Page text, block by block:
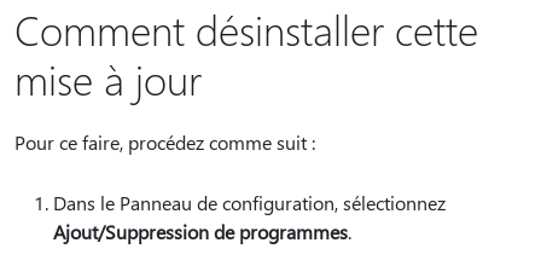
Comment désinstaller cette
mise à jour
Pour ce faire, procédez comme suit :
Dans le Panneau de configuration, sélectionnez
Ajout/Suppression de programmes.